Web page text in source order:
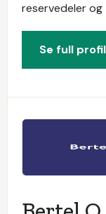
reservedeler og
Se full profil